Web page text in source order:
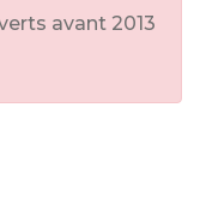
avant 2013